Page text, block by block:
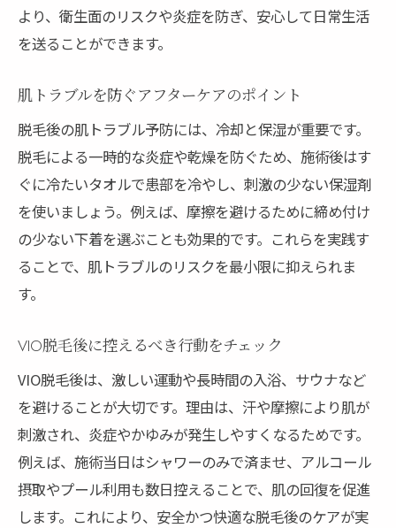
より、衛生面のリスクや炎症を防ぎ、安心して日常生活
を送ることができます。
肌トラブルを防ぐアフターケアのポイント
脱毛後の肌トラブル予防には、冷却と保湿が重要です。
脱毛による一時的な炎症や乾燥を防ぐため、施術後はす
ぐに冷たいタオルで患部を冷やし、刺激の少ない保湿剤
を使いましょう。例えば、摩擦を避けるために締め付け
の少ない下着を選ぶことも効果的です。これらを実践す
ることで、肌トラブルのリスクを最小限に抑えられま
す。
VIO脱毛後に控えるべき行動をチェック
VIO脱毛後は、激しい運動や長時間の入浴、サウナなど
を避けることが大切です。理由は、汗や摩擦により肌が
刺激され、炎症やかゆみが発生しやすくなるためです。
例えば、施術当日はシャワーのみで済ませ、アルコール
摂取やプール利用も数日控えることで、肌の回復を促進
します。これにより、安全かつ快適な脱毛後のケアが実